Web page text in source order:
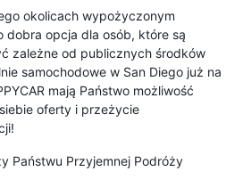
okolicach wypożyczonym
dobra opcja dla osób, które są
zależne od publicznych środków
samochodowe w San Diego już na
mają Państwo możliwość
oferty i przeżycie
Państwu Przyjemnej Podróży